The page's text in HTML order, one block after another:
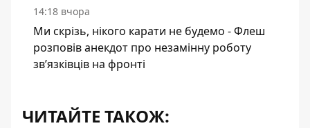
14:18 вчора
Ми скрізь, нікого карати не будемо - Флеш
розповів анекдот про незамінну роботу
зв’язківців на фронті
ЧИТАЙТЕ ТАКОЖ: